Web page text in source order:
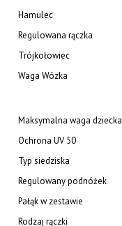
Hamulec
Regulowana rączka
Trójkołowiec
Waga Wózka
Maksymalna waga dziecka
Ochrona UV 50
Typ siedziska
Regulowany podnóżek
Pałąk w zestawie
Rodzaj rączki